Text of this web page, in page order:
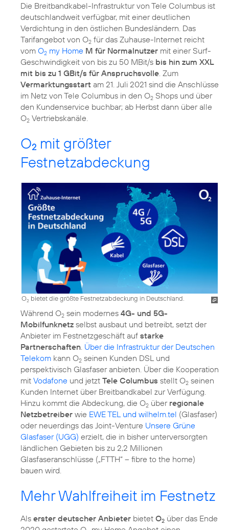
Die Breitbandkabel-Infrastruktur von Tele Columbus ist
deutschlandweit verfügbar, mit einer deutlichen
Verdichtung in den östlichen Bundesländern. Das
Tarifangebot von O2 für das Zuhause-Internet reicht
vom O2 my Home M für Normalnutzer mit einer Surf-
Geschwindigkeit von bis zu 50 MBit/s bis hin zum XXL
mit bis zu 1 GBit/s für Anspruchsvolle. Zum
Vermarktungsstart am 21. Juli 2021 sind die Anschlüsse
im Netz von Tele Columbus in den O2 Shops und über
den Kundenservice buchbar; ab Herbst dann über alle
O2 Vertriebskanäle.
O2 mit größter
Festnetzabdeckung
O2 bietet die größte Festnetzabdeckung in Deutschland.
Während O2 sein modernes 4G- und 5G-
Mobilfunknetz selbst ausbaut und betreibt, setzt der
Anbieter im Festnetzgeschäft auf starke
Partnerschaften Über die Infrastruktur der Deutschen
Telekom kann O2 seinen Kunden DSL und
perspektivisch Glasfaser anbieten. Über die Kooperation
mit Vodafone und jetzt Tele Columbus stellt O2 seinen
Kunden Internet über Breitbandkabel zur Verfügung.
Hinzu kommt die Abdeckung, die O2 über regionale
Netzbetreiber wie EWE TEL und wilhelm.tel (Glasfaser)
oder neuerdings das Joint-Venture Unsere Grüne
Glasfaser (UGG) erzielt, die in bisher unterversorgten
ländlichen Gebieten bis zu 2,2 Millionen
Glasfaseranschlüsse („FTTH“ – fibre to the home)
bauen wird.
Mehr Wahlfreiheit im Festnetz
Als erster deutscher Anbieter bietet O2 über das Ende